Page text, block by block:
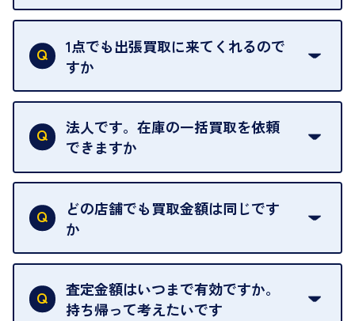
ご訪問可能時間は、10時から19時です。
ただし、お品物の種類や量によっては対応させてい
ただくことがあります。
1点でも出張買取に来てくれるので
すか
はい。1点でもお伺いします。
法人です。在庫の一括買取を依頼
できますか
はい。喜んで承ります。出張買取をご利用くださ
い。
ご指定の場所にお伺いします。
どの店舗でも買取金額は同じです
か
はい。全店舗一律です。
ただし、中古市場は日々変動するため、査定した日
によって査定額が変わることはございます。
査定金額はいつまで有効ですか。
持ち帰って考えたいです